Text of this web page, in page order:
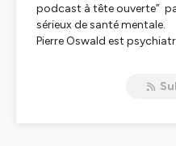
podcast à tête ouverte”
sérieux de santé mentale.
Pierre Oswald est
Alban Antoine est juriste